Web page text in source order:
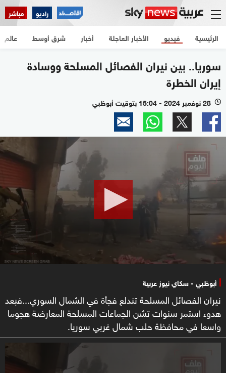
راديو مباشر
الرئيسية الأخبار العاجلة أخبار شرق أوسط عالم فيديو
سوريا.. بين نيران الفصائل المسلحة ووسادة
إيران الخطرة
l 28 نوفمبر 2024 - 15:04 بتوقيت أبوظبي
0
seconds
of
seconds
أبوظبي - سكاي نيوز عربية
نيران الفصائل المسلحة تندلع فجأة في الشمال السوري...فبعد
هدوء استمر سنوات تشن الجماعات المسلحة المعارضة هجوما
واسعا في محافظة حلب شمال غربي سوريا.